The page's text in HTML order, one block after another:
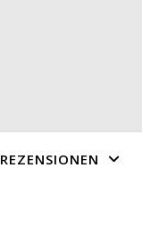
REZENSIONEN